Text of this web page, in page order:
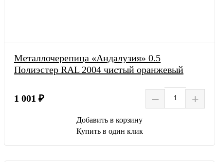
Металлочерепица «Андалузия» 0.5
Полиэстер RAL 2004 чистый оранжевый
1 001 ₽ – +
Добавить в корзину
Купить в один клик